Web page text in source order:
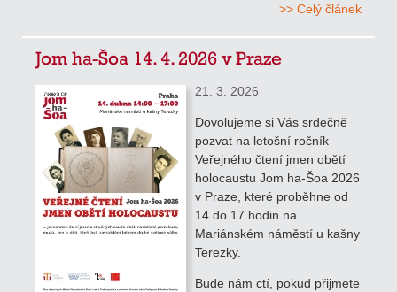
>> Celý článek
Jom ha-Šoa 14. 4. 2026 v Praze
21. 3. 2026
Dovolujeme si Vás srdečně
pozvat na letošní ročník
Veřejného čtení jmen obětí
holocaustu Jom ha-Šoa 2026
v Praze, které proběhne od
14 do 17 hodin na
Mariánském náměstí u kašny
Terezky.
Bude nám ctí, pokud přijmete